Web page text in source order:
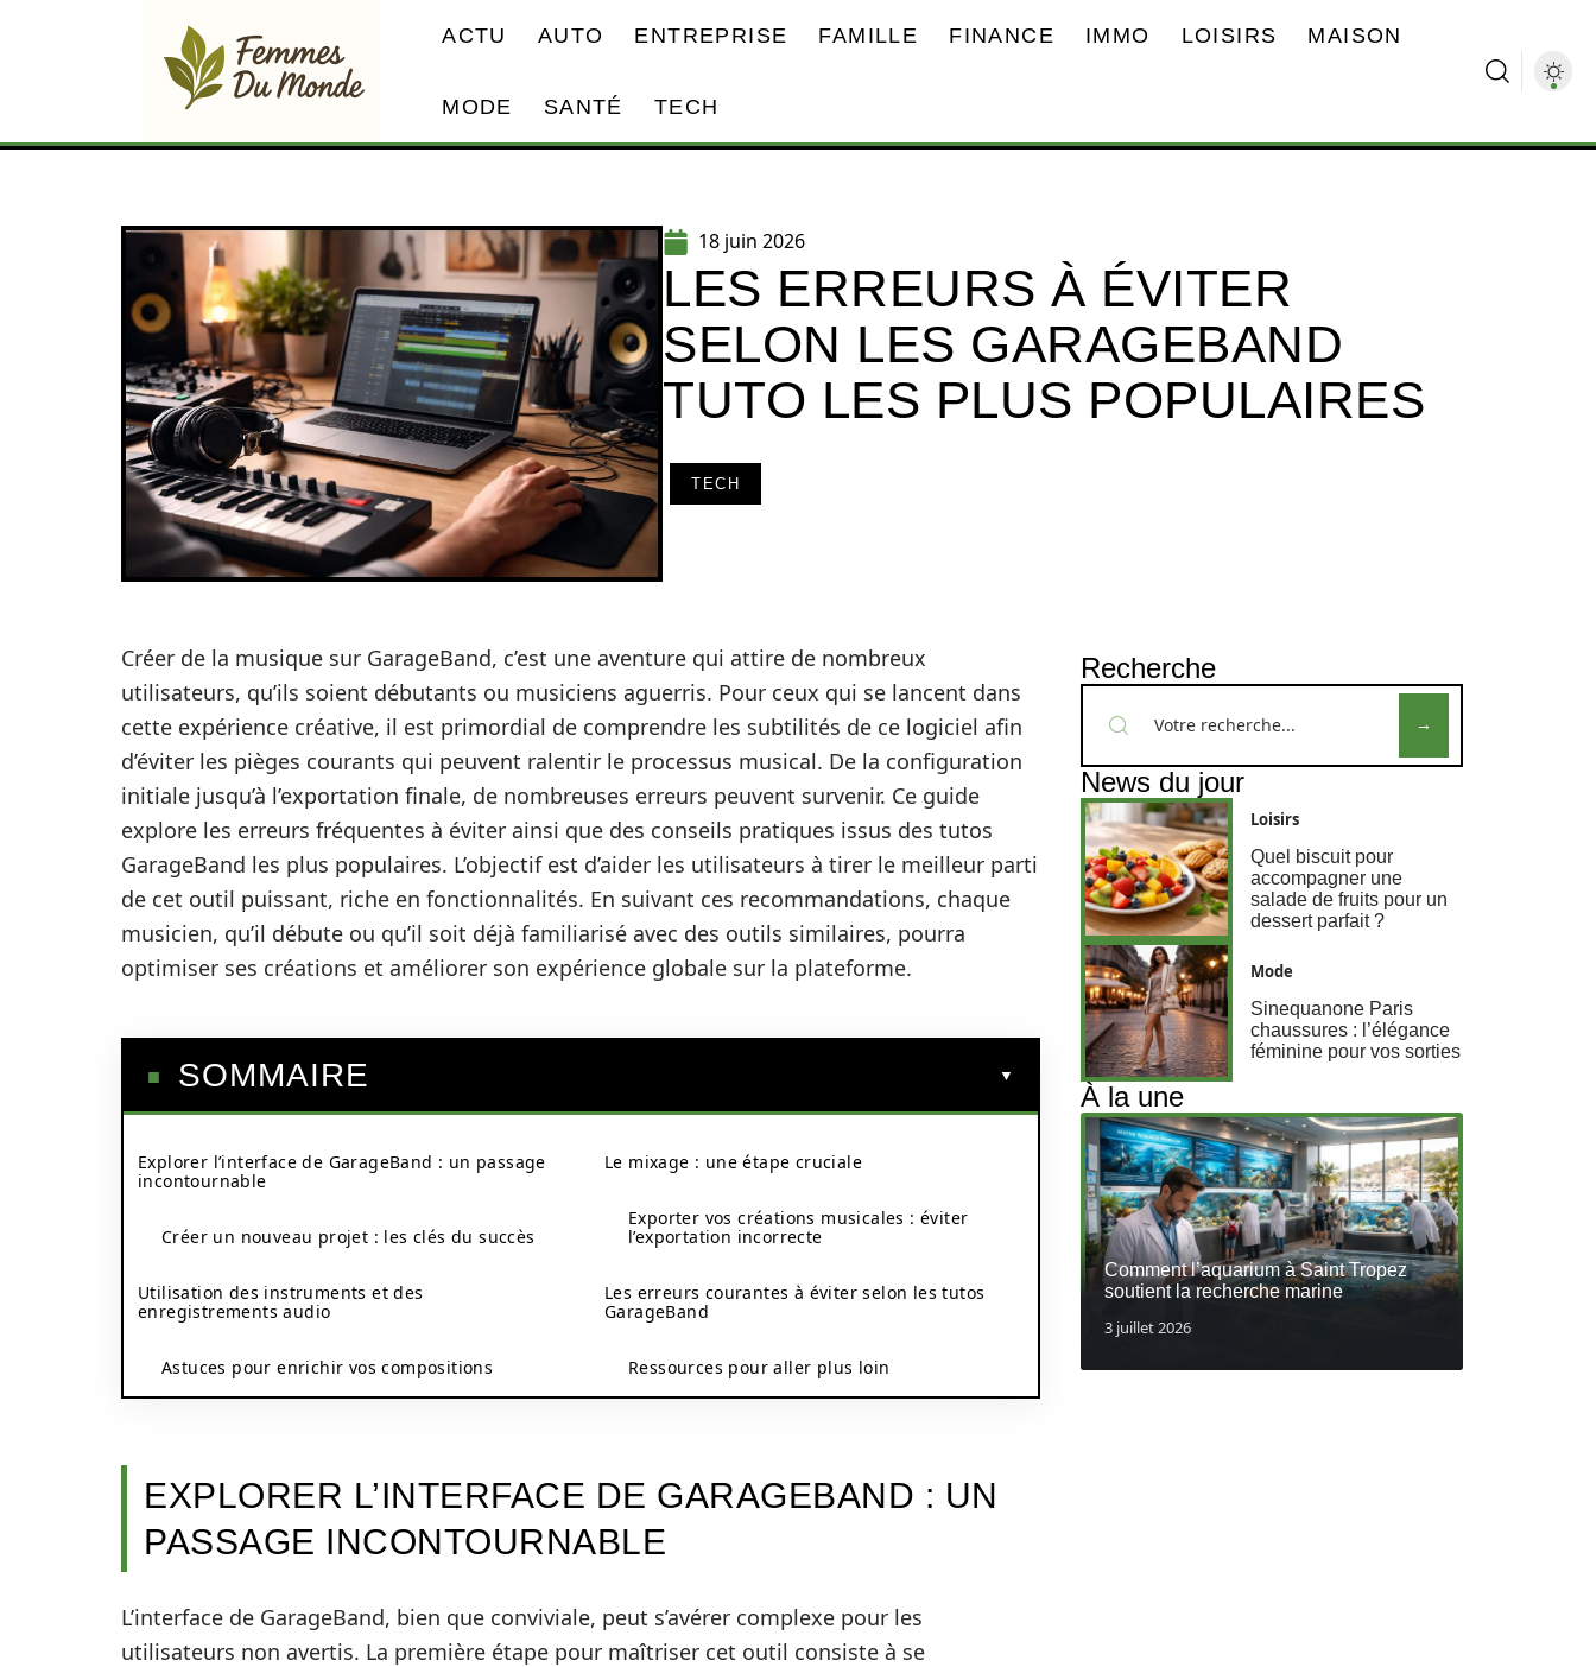
ACTU AUTO ENTREPRISE FAMILLE FINANCE IMMO LOISIRS MAISON
MODE SANTÉ TECH
18 juin 2026
LES ERREURS À ÉVITER
SELON LES GARAGEBAND
TUTO LES PLUS POPULAIRES
TECH
Créer de la musique sur GarageBand, c’est une aventure qui attire de nombreux
utilisateurs, qu’ils soient débutants ou musiciens aguerris. Pour ceux qui se lancent dans
cette expérience créative, il est primordial de comprendre les subtilités de ce logiciel afin
d’éviter les pièges courants qui peuvent ralentir le processus musical. De la configuration
initiale jusqu’à l’exportation finale, de nombreuses erreurs peuvent survenir. Ce guide
explore les erreurs fréquentes à éviter ainsi que des conseils pratiques issus des tutos
GarageBand les plus populaires. L’objectif est d’aider les utilisateurs à tirer le meilleur parti
de cet outil puissant, riche en fonctionnalités. En suivant ces recommandations, chaque
musicien, qu’il débute ou qu’il soit déjà familiarisé avec des outils similaires, pourra
optimiser ses créations et améliorer son expérience globale sur la plateforme.
SOMMAIRE
Explorer l’interface de GarageBand : un passage
incontournable
Créer un nouveau projet : les clés du succès
Utilisation des instruments et des
enregistrements audio
Astuces pour enrichir vos compositions
Le mixage : une étape cruciale
Exporter vos créations musicales : éviter
l’exportation incorrecte
Les erreurs courantes à éviter selon les tutos
GarageBand
Ressources pour aller plus loin
EXPLORER L’INTERFACE DE GARAGEBAND : UN
PASSAGE INCONTOURNABLE
L’interface de GarageBand, bien que conviviale, peut s’avérer complexe pour les
utilisateurs non avertis. La première étape pour maîtriser cet outil consiste à se
Recherche
News du jour
Loisirs
Quel biscuit pour
accompagner une
salade de fruits pour un
dessert parfait ?
Mode
Sinequanone Paris
chaussures : l’élégance
féminine pour vos sorties
À la une
Comment l’aquarium à Saint Tropez
soutient la recherche marine
3 juillet 2026